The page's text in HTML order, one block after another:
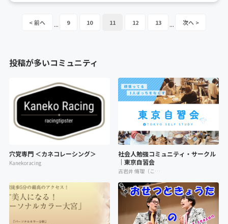
投稿が多いコミュニティ
穴党専門 ＜カネコレーシング＞
Kanekoracing
社会人勉強コミュニティ・サークル
｜東京自習会
古岩井 脩理（こいわい しゅり）
... 9 10 11 12 13 ...